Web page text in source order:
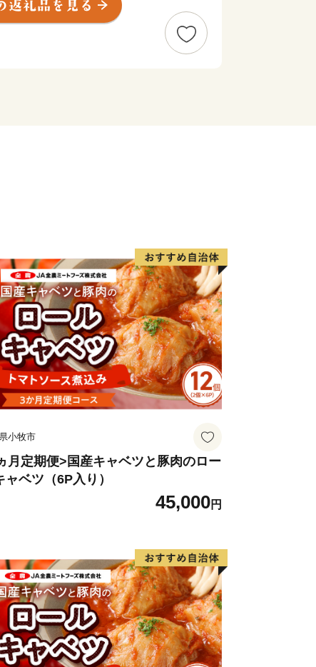
川があり、そして何より素直な人の
るお問い合わせ■
：00～17：00
小牧市
月定期便>国産キャベツと豚肉のロー
ャベツ（6P入り）
45,000円